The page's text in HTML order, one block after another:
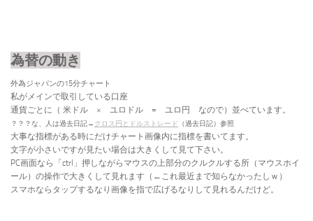
為替の動き
外為ジャパンの15分チャート
私がメインで取引している口座
通貨ごとに（ 米ドル × ユロドル = ユロ円 なので）並べています。
？？？な、人は過去日記→ クロス円とドルストレード （過去日記）参照
大事な指標がある時にだけチャート画像内に指標を書いてます。
文字が小さいですが見たい場合は大きくして見て下さい。
PC画面なら「ctrl」押しながらマウスの上部分のクルクルする所（マウスホイ
ール）の操作で大きくして見れます（←これ最近まで知らなかったしｗ）
スマホならタップするなり画像を指で広げるなりして見れるんだけど。